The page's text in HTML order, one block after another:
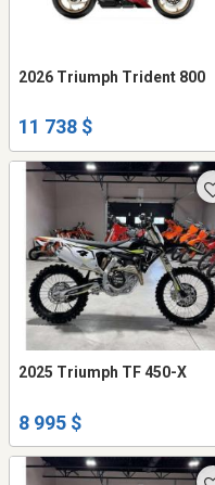
2026 Triumph Trident 800
11 738 $
2025 Triumph TF 450-X
8 995 $